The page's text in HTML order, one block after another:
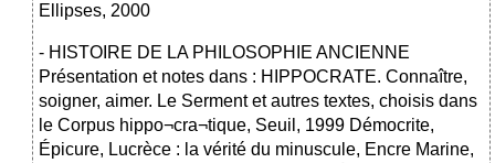
Ellipses, 2000
- HISTOIRE DE LA PHILOSOPHIE ANCIENNE
Présentation et notes dans : HIPPOCRATE. Connaître,
soigner, aimer. Le Serment et autres textes, choisis dans
le Corpus hippo¬cra¬tique, Seuil, 1999 Démocrite,
Épicure, Lucrèce : la vérité du minuscule, Encre Marine,